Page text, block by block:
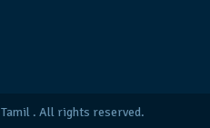
. All rights reserved.